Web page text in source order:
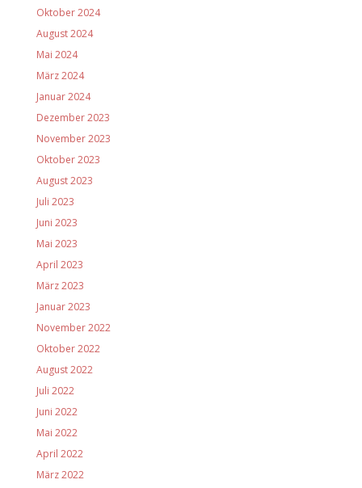
Oktober 2024
August 2024
Mai 2024
März 2024
Januar 2024
Dezember 2023
November 2023
Oktober 2023
August 2023
Juli 2023
Juni 2023
Mai 2023
April 2023
März 2023
Januar 2023
November 2022
Oktober 2022
August 2022
Juli 2022
Juni 2022
Mai 2022
April 2022
März 2022